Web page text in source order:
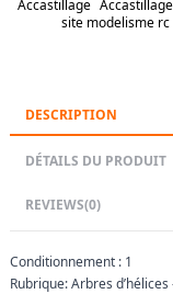
Accastillage
site modelisme rc
DESCRIPTION
DÉTAILS DU PRODUIT
REVIEWS(0)
Conditionnement : 1
Rubrique: Arbres